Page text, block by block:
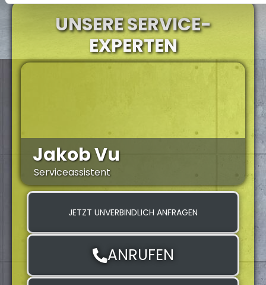
UNSERE SERVICE-
EXPERTEN
Jakob Vu
Serviceassistent
JETZT UNVERBINDLICH ANFRAGEN
ANRUFEN